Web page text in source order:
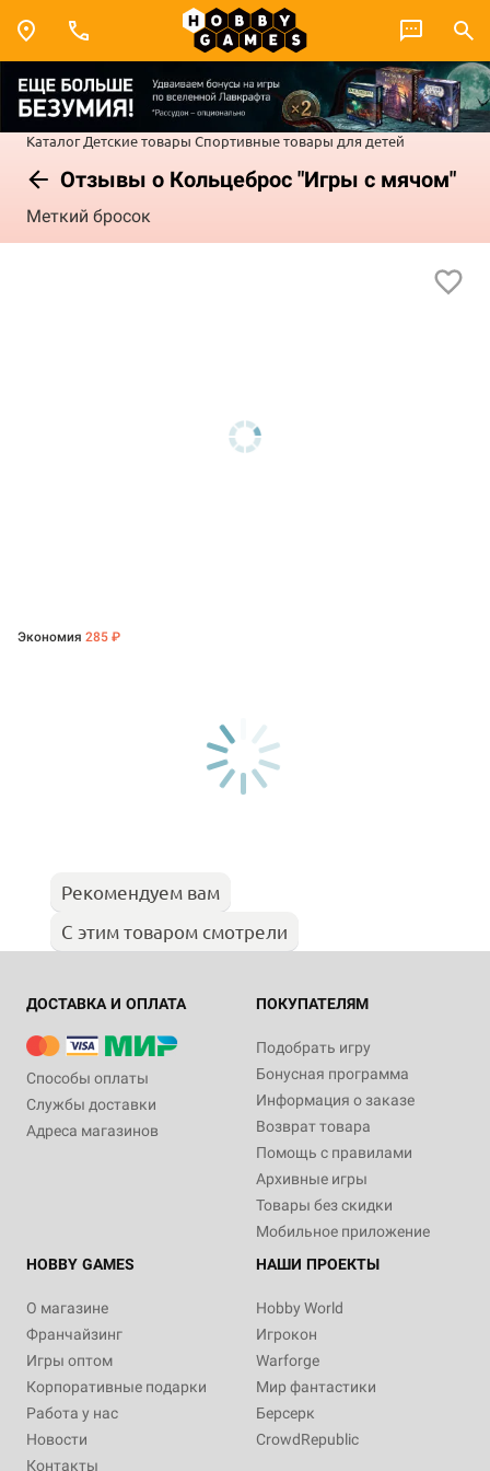
Каталог Детские товары Спортивные товары для детей
Отзывы о Кольцеброс "Игры с мячом"
Меткий бросок
Экономия 285 ₽
Рекомендуем вам
С этим товаром смотрели
ДОСТАВКА И ОПЛАТА
Способы оплаты
Службы доставки
Адреса магазинов
ПОКУПАТЕЛЯМ
Подобрать игру
Бонусная программа
Информация о заказе
Возврат товара
Помощь с правилами
Архивные игры
Товары без скидки
Мобильное приложение
HOBBY GAMES
О магазине
Франчайзинг
Игры оптом
Корпоративные подарки
Работа у нас
Новости
Контакты
НАШИ ПРОЕКТЫ
Hobby World
Игрокон
Warforge
Мир фантастики
Берсерк
CrowdRepublic